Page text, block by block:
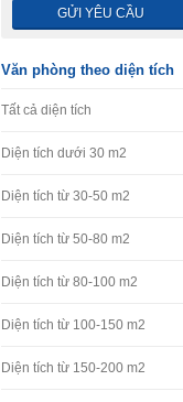
Văn phòng theo diện tích
Tất cả diện tích
Diện tích dưới 30 m2
Diện tích từ 30-50 m2
Diện tích từ 50-80 m2
Diện tích từ 80-100 m2
Diện tích từ 100-150 m2
Diện tích từ 150-200 m2